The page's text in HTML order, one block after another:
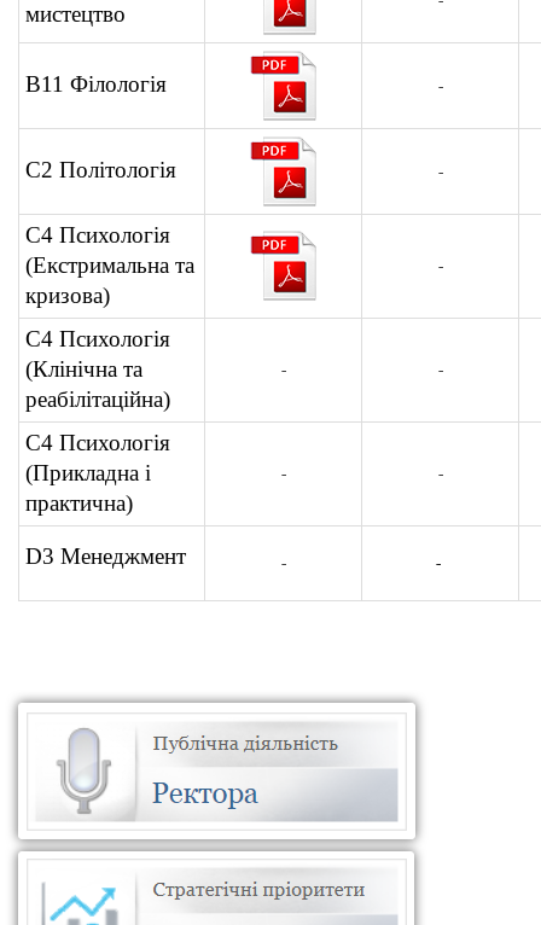
мистецтво
В11 Філологія -
С2 Політологія -
С4 Психологія
(Екстримальна та
кризова)
-
С4 Психологія
(Клінічна та
реабілітаційна)
- -
С4 Психологія
(Прикладна і
практична)
- -
D3 Менеджмент - -